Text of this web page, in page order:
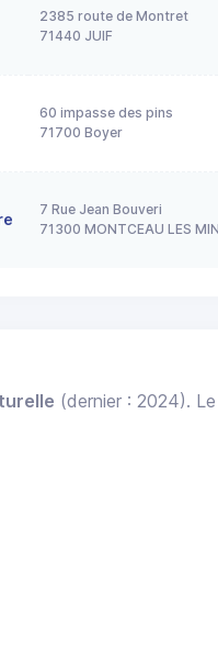
2385 route de Montret
71440 JUIF
60 impasse des pins
71700 Boyer
7 Rue Jean Bouveri
71300 MONTCEAU LES
(dernier : 2024).